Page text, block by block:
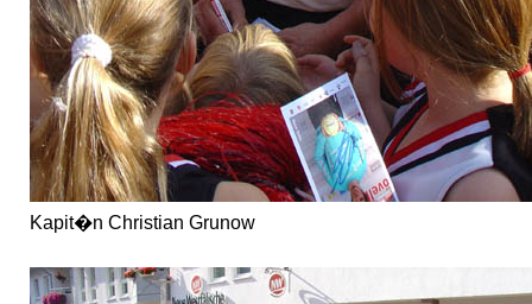
Kapit�n Christian Grunow